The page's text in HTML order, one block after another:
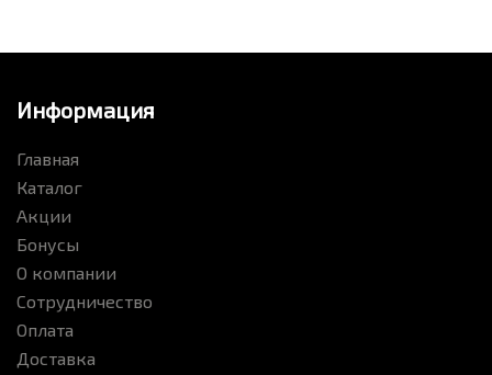
Информация
Главная
Каталог
Акции
Бонусы
О компании
Сотрудничество
Оплата
Доставка